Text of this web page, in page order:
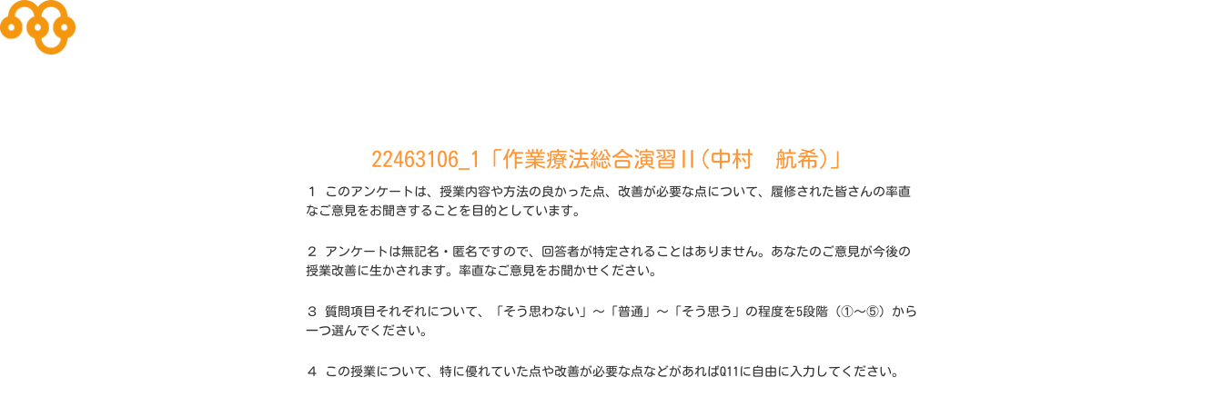
22463106_1「作業療法総合演習Ⅱ(中村 航希)」
１ このアンケートは、授業内容や方法の良かった点、改善が必要な点について、履修された皆さんの率直
なご意見をお聞きすることを目的としています。
２ アンケートは無記名・匿名ですので、回答者が特定されることはありません。あなたのご意見が今後の
授業改善に生かされます。率直なご意見をお聞かせください。
３ 質問項目それぞれについて、「そう思わない」～「普通」～「そう思う」の程度を5段階（①～⑤）から
一つ選んでください。
４ この授業について、特に優れていた点や改善が必要な点などがあればQ11に自由に入力してください。